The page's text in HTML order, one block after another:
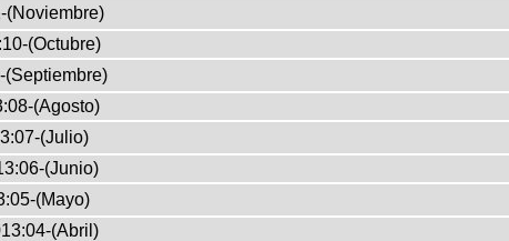
(Noviembre)
(Octubre)
(Septiembre)
(Agosto)
(Julio)
(Junio)
(Mayo)
(Abril)